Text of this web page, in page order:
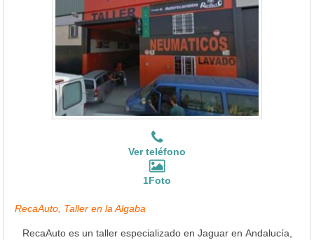
Ver teléfono
1Foto
RecaAuto, Taller en la Algaba
RecaAuto es un taller especializado en Jaguar en Andalucía,